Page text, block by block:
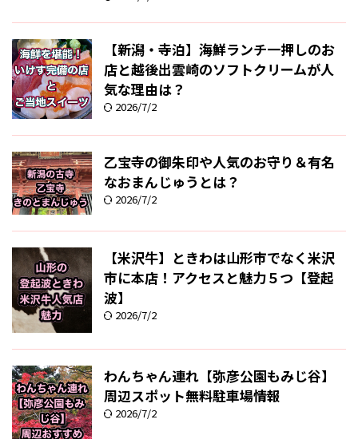
【新潟・寺泊】海鮮ランチ一押しのお
店と越後出雲崎のソフトクリームが人
気な理由は？
2026/7/2
乙宝寺の御朱印や人気のお守り＆有名
なおまんじゅうとは？
2026/7/2
【米沢牛】ときわは山形市でなく米沢
市に本店！アクセスと魅力５つ【登起
波】
2026/7/2
わんちゃん連れ【弥彦公園もみじ谷】
周辺スポット無料駐車場情報
2026/7/2